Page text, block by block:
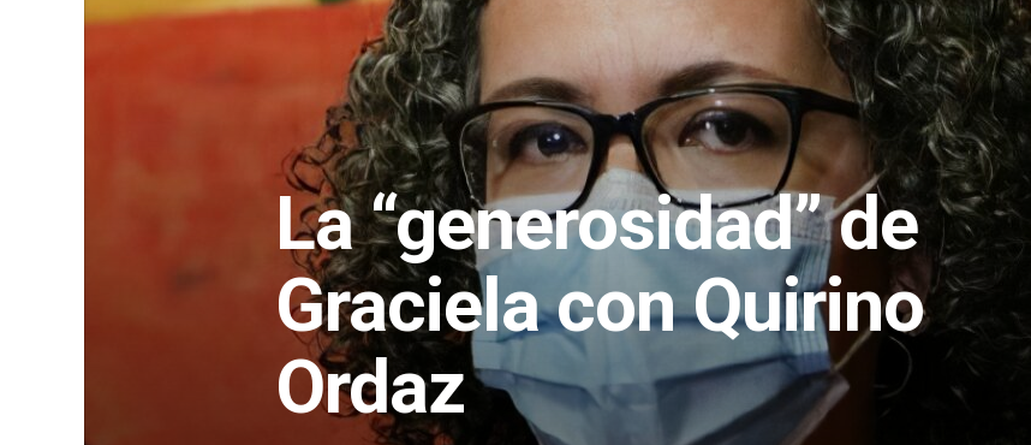
La “generosidad” de
Graciela con Quirino
Ordaz